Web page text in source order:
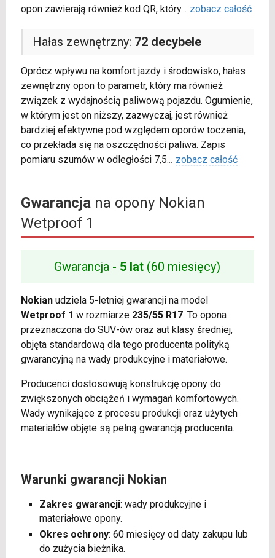
opon zawierają również kod QR, który... zobacz całość
Hałas zewnętrzny: 72 decybele
Oprócz wpływu na komfort jazdy i środowisko, hałas
zewnętrzny opon to parametr, który ma również
związek z wydajnością paliwową pojazdu. Ogumienie,
w którym jest on niższy, zazwyczaj, jest również
bardziej efektywne pod względem oporów toczenia,
co przekłada się na oszczędności paliwa. Zapis
pomiaru szumów w odległości 7,5... zobacz całość
Gwarancjana opony Nokian
Wetproof 1
Gwarancja - 5 lat (60 miesięcy)
Nokianudziela 5-letniej gwarancji na model
Wetproof 1 w rozmiarze 235/55 R17. To opona
przeznaczona do SUV-ów oraz aut klasy średniej,
objęta standardową dla tego producenta polityką
gwarancyjną na wady produkcyjne i materiałowe.
Producenci dostosowują konstrukcję opony do
zwiększonych obciążeń i wymagań komfortowych.
Wady wynikające z procesu produkcji oraz użytych
materiałów objęte są pełną gwarancją producenta.
Warunki gwarancji Nokian
Zakres gwarancji: wady produkcyjne i
materiałowe opony.
Okres ochrony: 60 miesięcy od daty zakupu lub
do zużycia bieżnika.